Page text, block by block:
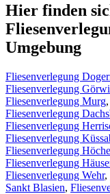
Hier finden
Umgebung
Fliesenverlegung
Fliesenverlegung
Fliesenverlegung Murg,
Fliesenverlegung
Fliesenverlegung
Fliesenverlegung
Fliesenverlegung
Fliesenverlegung
Fliesenverlegung Wehr,
Sankt Blasien,